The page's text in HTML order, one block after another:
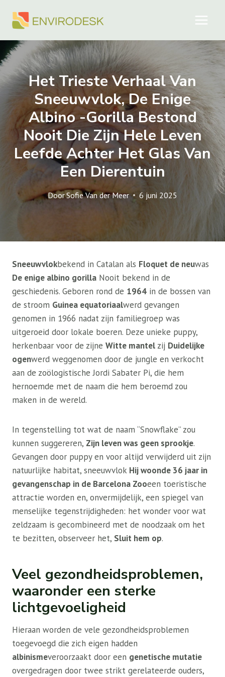
naar
Het Trieste Verhaal Van
Sneeuwvlok, De Enige
Albino -gorilla Bestond
Nooit Die Zijn Hele Leven
Leefde Achter Het Glas Van
Een Dierentuin
DoorSofie Van der Meer 6 juni 2025
Sneeuwvlokbekend in Catalan als Floquet de neuwas
De enige albino gorilla Nooit bekend in de
geschiedenis. Geboren rond de 1964 in de bossen van
de stroom Guinea equatoriaalwerd gevangen
genomen in 1966 nadat zijn familiegroep was
uitgeroeid door lokale boeren. Deze unieke puppy,
herkenbaar voor de zijne Witte mantel zij Duidelijke
ogenwerd weggenomen door de jungle en verkocht
aan de zoölogistische Jordi Sabater Pi, die hem
hernoemde met de naam die hem beroemd zou
maken in de wereld.
In tegenstelling tot wat de naam “Snowflake” zou
kunnen suggereren, Zijn leven was geen sprookje.
Gevangen door puppy en voor altijd verwijderd uit zijn
natuurlijke habitat, sneeuwvlok Hij woonde 36 jaar in
gevangenschap in de Barcelona Zooeen toeristische
attractie worden en, onvermijdelijk, een spiegel van
menselijke tegenstrijdigheden: het wonder voor wat
zeldzaam is gecombineerd met de noodzaak om het
te bezitten, observeer het, Sluit hem op.
Veel gezondheidsproblemen,
waaronder een sterke
lichtgevoeligheid
Hieraan worden de vele gezondheidsproblemen
toegevoegd die zich eigen hadden
albinismeveroorzaakt door een genetische mutatie
overgedragen door twee strikt gerelateerde ouders,